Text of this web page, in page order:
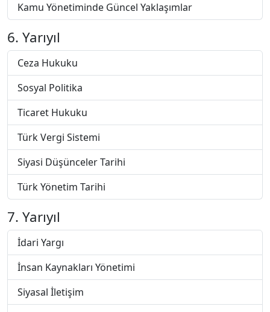
Kamu Yönetiminde Güncel Yaklaşımlar
6. Yarıyıl
Ceza Hukuku
Sosyal Politika
Ticaret Hukuku
Türk Vergi Sistemi
Siyasi Düşünceler Tarihi
Türk Yönetim Tarihi
7. Yarıyıl
İdari Yargı
İnsan Kaynakları Yönetimi
Siyasal İletişim